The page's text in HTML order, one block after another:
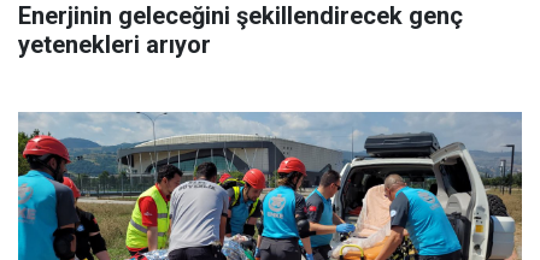
Enerjinin geleceğini şekillendirecek genç
yetenekleri arıyor